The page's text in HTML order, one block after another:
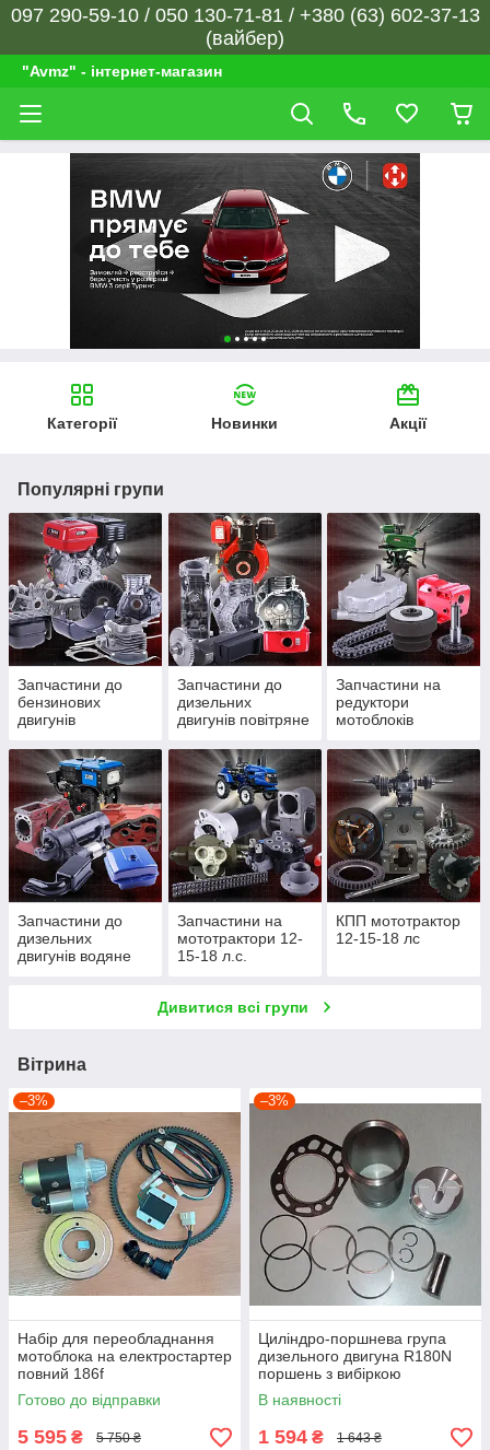
097 290-59-10 / 050 130-71-81 / +380 (63) 602-37-13
(вайбер)
"Avmz" - інтернет-магазин
Категорії Новинки Акції
Популярні групи
Запчастини до
бензинових
двигунів
Запчастини до
дизельних
двигунів повітряне
Запчастини на
редуктори
мотоблоків
Запчастини до
дизельних
двигунів водяне
Запчастини на
мототрактори 12-
15-18 л.с.
КПП мототрактор
12-15-18 лс
Дивитися всі групи
Вітрина
–3%
Набір для переобладнання
мотоблока на електростартер
повний 186f
Готово до відправки
5 595 ₴ 5 750 ₴
–3%
Циліндро-поршнева група
дизельного двигуна R180N
поршень з вибіркою
В наявності
1 594 ₴ 1 643 ₴